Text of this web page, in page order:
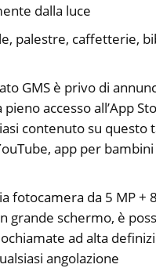
dalla luce
palestre, caffetterie,
GMS è privo di
accesso all’App
contenuto su questo
app per
fotocamera da 5 MP +
grande schermo, è
ad alta
angolazione